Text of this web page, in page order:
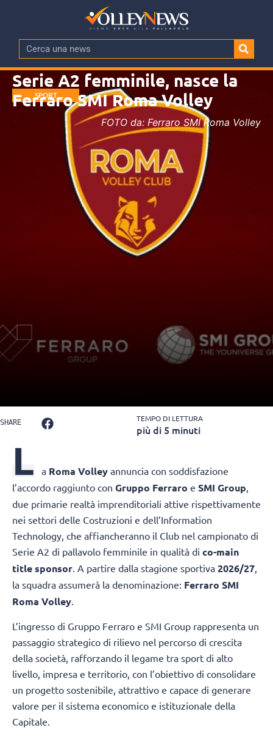
SPORT
MANAGEMENT
Serie A2 femminile, nasce la
Ferraro SMI Roma Volley
FOTO da: Ferraro SMI Roma Volley
SHARE TEMPO DI LETTURA
più di 5 minuti
L a Roma Volley annuncia con soddisfazione
l’accordo raggiunto con Gruppo Ferraro e SMI Group,
due primarie realtà imprenditoriali attive rispettivamente
nei settori delle Costruzioni e dell’Information
Technology, che affiancheranno il Club nel campionato di
Serie A2 di pallavolo femminile in qualità di co-main
title sponsor. A partire dalla stagione sportiva 2026/27,
la squadra assumerà la denominazione: Ferraro SMI
Roma Volley.
L’ingresso di Gruppo Ferraro e SMI Group rappresenta un
passaggio strategico di rilievo nel percorso di crescita
della società, rafforzando il legame tra sport di alto
livello, impresa e territorio, con l’obiettivo di consolidare
un progetto sostenibile, attrattivo e capace di generare
valore per il sistema economico e istituzionale della
Capitale.